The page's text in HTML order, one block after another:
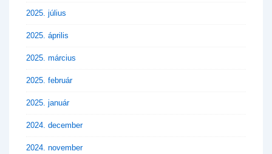
2025. július
2025. április
2025. március
2025. február
2025. január
2024. december
2024. november